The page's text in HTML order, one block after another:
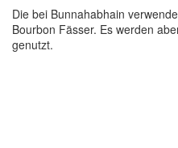
Die bei Bunnahabhain
Bourbon Fässer. Es werden
genutzt.